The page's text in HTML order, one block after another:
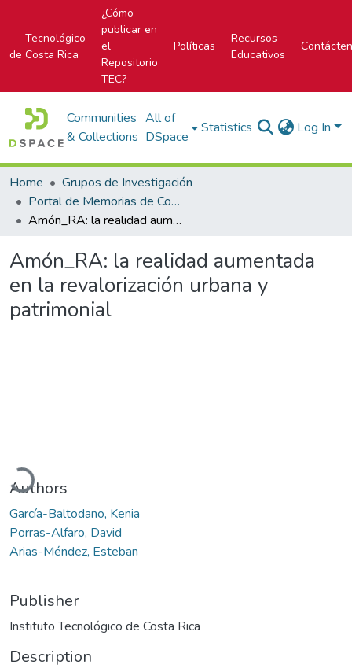
Tecnológico
de Costa Rica
¿Cómo
publicar en
el
Repositorio
TEC?
Políticas
Recursos
Educativos
Communities
& Collections
All of
DSpace
Statistics Log In
Home
Grupos de Investigación
Portal de Memorias de Congresos
Amón_RA: la realidad aumentada en la revalorización urbana y patrimonial
Amón_RA: la realidad aumentada
en la revalorización urbana y
patrimonial
Loading...
Authors
García-Baltodano, Kenia
Porras-Alfaro, David
Arias-Méndez, Esteban
Publisher
Instituto Tecnológico de Costa Rica
Description